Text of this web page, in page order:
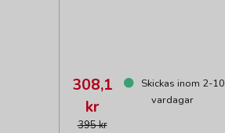
395 kr
308,1
kr
Skickas inom 2-10
vardagar